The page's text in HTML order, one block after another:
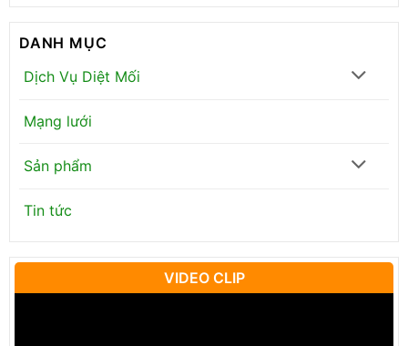
DANH MỤC
Dịch Vụ Diệt Mối
Mạng lưới
Sản phẩm
Tin tức
VIDEO CLIP